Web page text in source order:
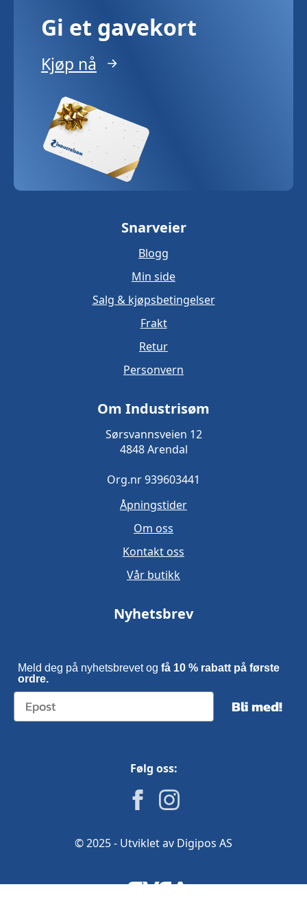
Gi et gavekort
Kjøp nå
Snarveier
Blogg
Min side
Salg & kjøpsbetingelser
Frakt
Retur
Personvern
Om Industrisøm
Sørsvannsveien 12
4848 Arendal
Org.nr 939603441
Åpningstider
Om oss
Kontakt oss
Vår butikk
Nyhetsbrev
Meld deg på nyhetsbrevet og få 10 % rabatt på første
ordre.
Bli med!
Følg oss:
© 2025 - Utviklet av Digipos AS